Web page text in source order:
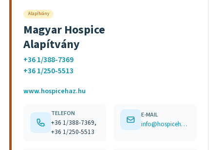
Alapítvány
Magyar Hospice
Alapítvány
+36 1/388-7369
+36 1/250-5513
www.hospicehaz.hu
TELEFON
+36 1/388-7369,
+36 1/250-5513
E-MAIL
info@hospicehaz.hu